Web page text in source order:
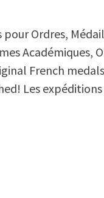
Ordres,
Académiques,
French
Les expéditions